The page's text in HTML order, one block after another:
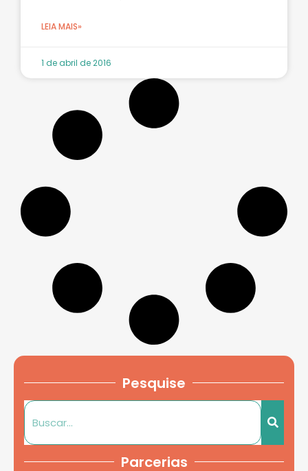
LEIA MAIS»
1 de abril de 2016
Pesquise
Parcerias